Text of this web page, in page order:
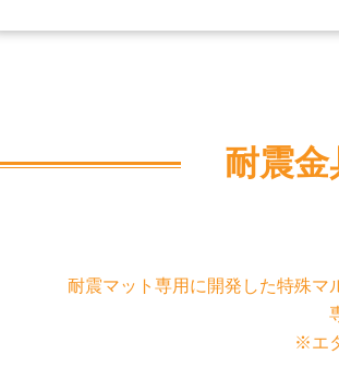
耐震
耐震マット専用に開発した特殊マ
※エ